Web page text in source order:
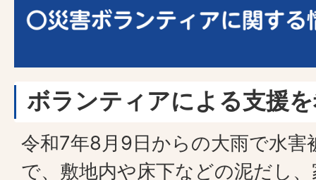
ボランティアによる支援
令和7年8月9日からの大雨で水害
で、敷地内や床下などの泥だし